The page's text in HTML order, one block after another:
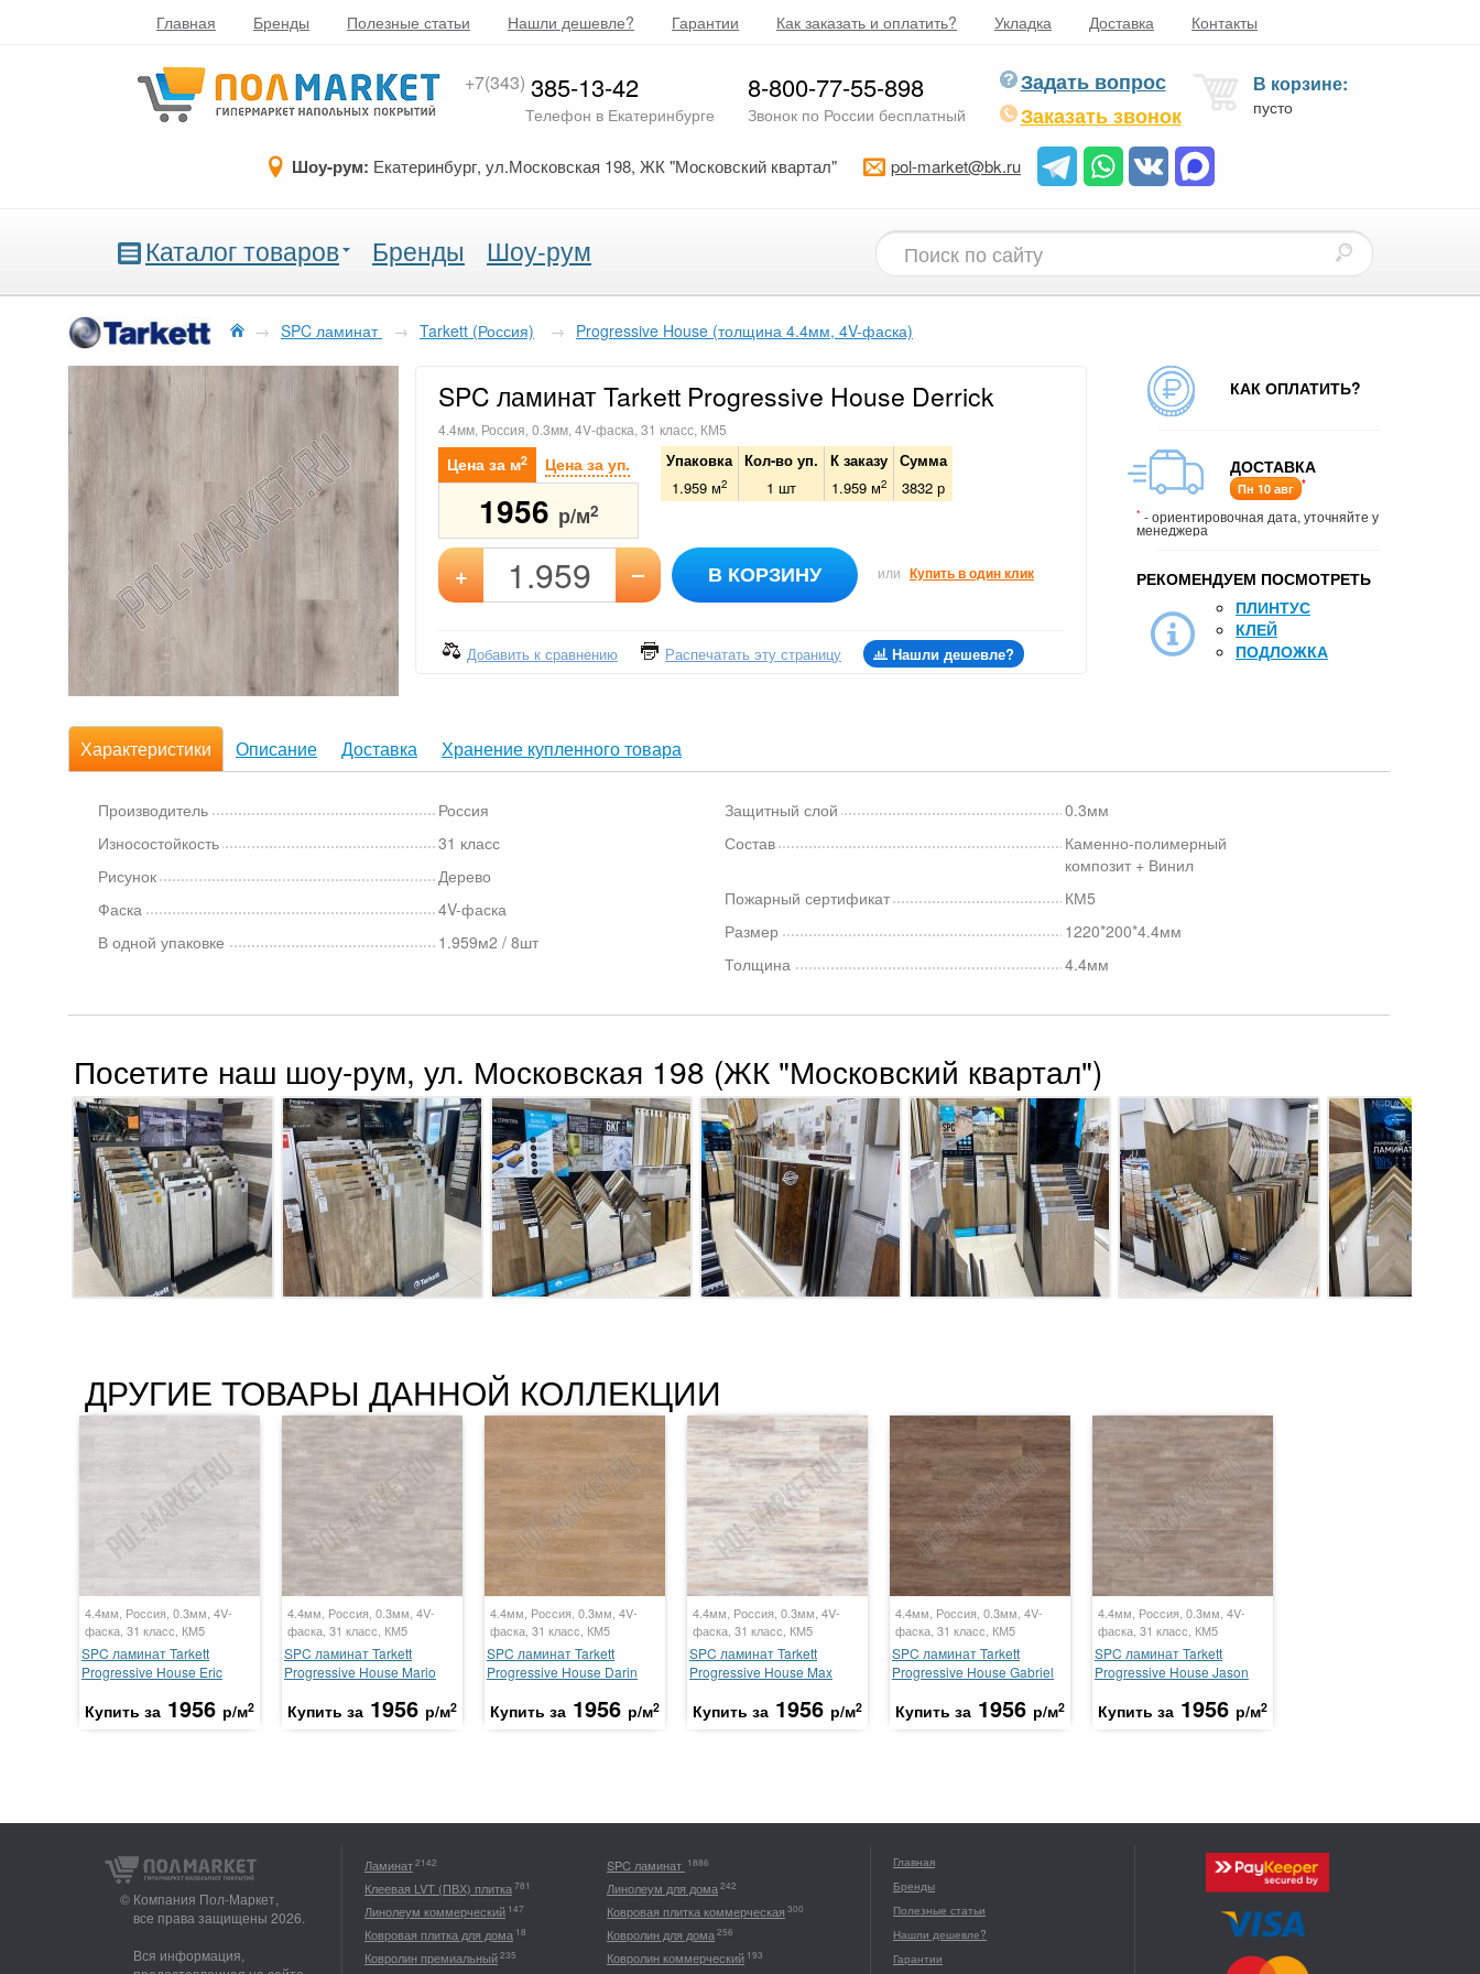
Главная Бренды Полезные статьи Нашли дешевле? Гарантии Как заказать и оплатить? Укладка Доставка Контакты
+7(343) 385-13-42
Телефон в Екатеринбурге
8-800-77-55-898
Звонок по России бесплатный
Задать вопрос
Заказать звонок
В корзине:
пусто
Шоу-рум: Екатеринбург, ул.Московская 198, ЖК "Московский квартал" pol-market@bk.ru
Каталог товаров Бренды Шоу-рум
→ SPC ламинат → Tarkett (Россия) → Progressive House (толщина 4.4мм, 4V-фаска)
SPC ламинат Tarkett Progressive House Derrick
4.4мм, Россия, 0.3мм, 4V-фаска, 31 класс, КМ5
Цена за м2 Цена за уп.
1956 р/м2
Упаковка Кол-во уп. К заказу Сумма
1.959 м2 1 шт 1.959 м2 3832 р
+ – В КОРЗИНУ или Купить в один клик
Добавить к сравнению Распечатать эту страницу Нашли дешевле?
КАК ОПЛАТИТЬ?
ДОСТАВКА
Пн 10 авг *
* - ориентировочная дата, уточняйте у
менеджера
РЕКОМЕНДУЕМ ПОСМОТРЕТЬ
ПЛИНТУС
КЛЕЙ
ПОДЛОЖКА
Характеристики Описание Доставка Хранение купленного товара
Производитель
Россия
Износостойкость
31 класс
Рисунок
Дерево
Фаска
4V-фаска
В одной упаковке
1.959м2 / 8шт
Защитный слой
0.3мм
Состав
Каменно-полимерный
композит + Винил
Пожарный сертификат
КМ5
Размер
1220*200*4.4мм
Толщина
4.4мм
Посетите наш шоу-рум, ул. Московская 198 (ЖК "Московский квартал")
ДРУГИЕ ТОВАРЫ ДАННОЙ КОЛЛЕКЦИИ
4.4мм, Россия, 0.3мм, 4V-
фаска, 31 класс, КМ5
SPC ламинат Tarkett
Progressive House Eric
Купить за 1956 р/м2
4.4мм, Россия, 0.3мм, 4V-
фаска, 31 класс, КМ5
SPC ламинат Tarkett
Progressive House Mario
Купить за 1956 р/м2
4.4мм, Россия, 0.3мм, 4V-
фаска, 31 класс, КМ5
SPC ламинат Tarkett
Progressive House Darin
Купить за 1956 р/м2
4.4мм, Россия, 0.3мм, 4V-
фаска, 31 класс, КМ5
SPC ламинат Tarkett
Progressive House Max
Купить за 1956 р/м2
4.4мм, Россия, 0.3мм, 4V-
фаска, 31 класс, КМ5
SPC ламинат Tarkett
Progressive House Gabriel
Купить за 1956 р/м2
4.4мм, Россия, 0.3мм, 4V-
фаска, 31 класс, КМ5
SPC ламинат Tarkett
Progressive House Jason
Купить за 1956 р/м2
© Компания Пол-Маркет,
все права защищены 2026.
Вся информация,
Ламинат2142 SPC ламинат 1886
Клеевая LVT (ПВХ) плитка781 Линолеум для дома242
Линолеум коммерческий 147 Ковровая плитка коммерческая 300
Ковровая плитка для дома 18 Ковролин для дома256
Ковролин премиальный235 Ковролин коммерческий 193
Главная
Бренды
Полезные статьи
Нашли дешевле?
Гарантии